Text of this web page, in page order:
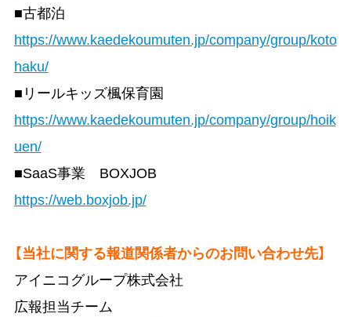
■古都泊
https://www.kaedekoumuten.jp/company/group/koto
haku/
■リールキッズ楓保育園
https://www.kaedekoumuten.jp/company/group/hoik
uen/
■SaaS事業 BOXJOB
https://web.boxjob.jp/
【当社に関する報道関係者からのお問い合わせ先】
アイニコグループ株式会社
広報担当チーム